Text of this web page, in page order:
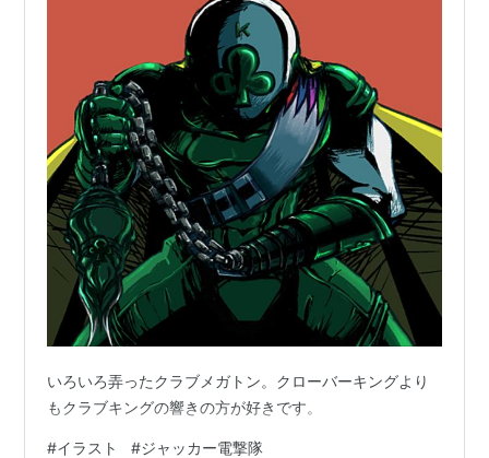
いろいろ弄ったクラブメガトン。クローバーキングより
もクラブキングの響きの方が好きです。
#イラスト #ジャッカー電撃隊